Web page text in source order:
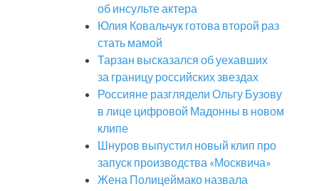
об инсульте актера
Юлия Ковальчук готова второй раз
стать мамой
Тарзан высказался об уехавших
за границу российских звездах
Россияне разглядели Ольгу Бузову
в лице цифровой Мадонны в новом
клипе
Шнуров выпустил новый клип про
запуск производства «Москвича»
Жена Полицеймако назвала